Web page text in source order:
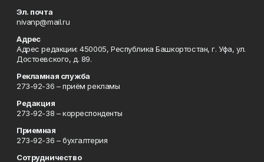
Эл. почта
nivanp@mail.ru
Адрес
Адрес редакции: 450005, Республика Башкортостан, г. Уфа, ул.
Достоевского, д. 89.
Рекламная служба
273-92-36 – приём рекламы
Редакция
273-92-38 – корреспонденты
Приемная
273-92-36 – бухгалтерия
Сотрудничество